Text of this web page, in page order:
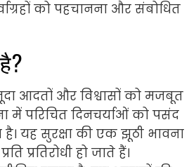
को पहचानना और संबोधित
आदतों और विश्वासों को मजबूत
में परिचित दिनचर्याओं को पसंद
यह सुरक्षा की एक झूठी भावना
प्रतिरोधी हो जाते हैं।